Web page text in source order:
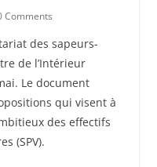
Comments
des sapeurs-
de l’Intérieur
Le document
qui visent à
des effectifs
(SPV).